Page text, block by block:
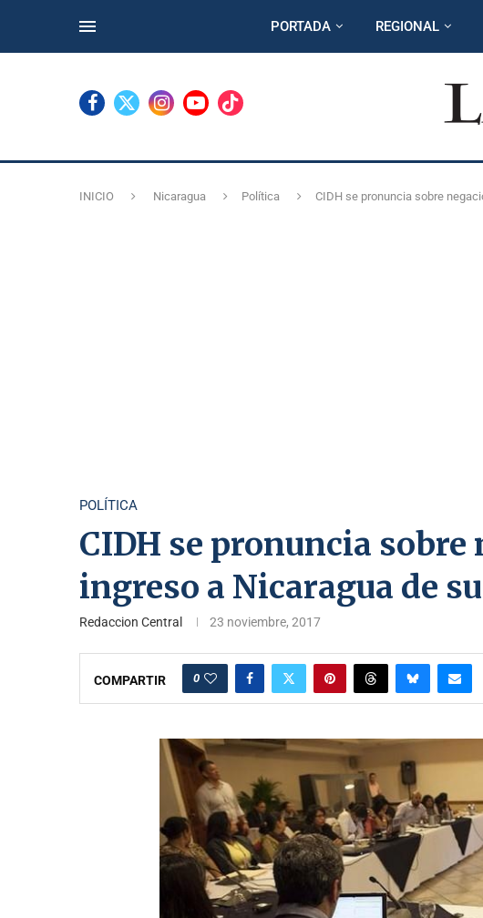
PORTADA REGIONAL
INICIO Nicaragua Política CIDH se pronuncia sobre
POLÍTICA
CIDH se pronuncia sobre
ingreso a Nicaragua de
Redaccion Central 23 noviembre, 2017
COMPARTIR 0